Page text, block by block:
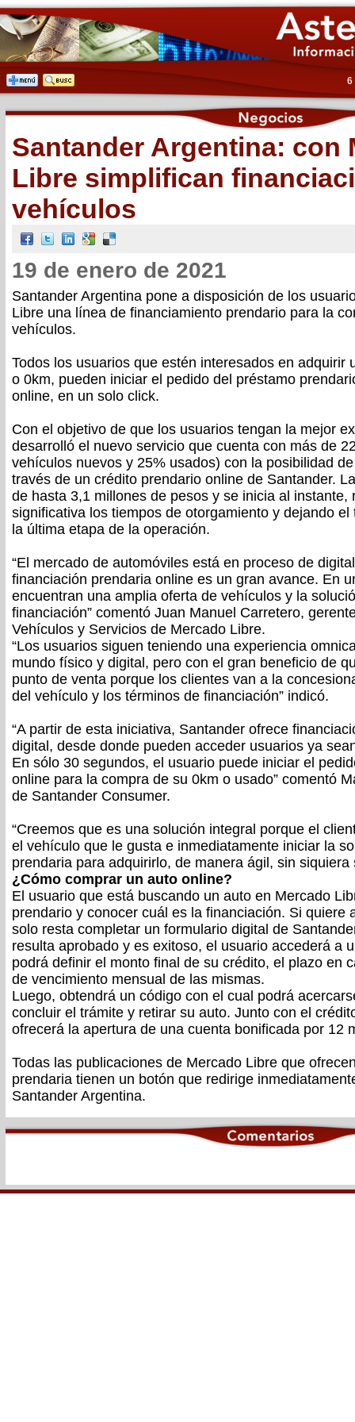
6
Santander Argentina: con
Libre simplifican
vehículos
19 de enero de 2021
Santander Argentina pone a disposición de los
Libre una línea de financiamiento prendario para la
vehículos.
Todos los usuarios que estén interesados en adquirir
o 0km, pueden iniciar el pedido del préstamo
online, en un solo click.
Con el objetivo de que los usuarios tengan la mejor
desarrolló el nuevo servicio que cuenta con más de
vehículos nuevos y 25% usados) con la posibilidad
través de un crédito prendario online de Santander.
de hasta 3,1 millones de pesos y se inicia al instante,
significativa los tiempos de otorgamiento y dejando
la última etapa de la operación.
“El mercado de automóviles está en proceso de
financiación prendaria online es un gran avance. En
encuentran una amplia oferta de vehículos y la
financiación” comentó Juan Manuel Carretero,
Vehículos y Servicios de Mercado Libre.
“Los usuarios siguen teniendo una experiencia
mundo físico y digital, pero con el gran beneficio de
punto de venta porque los clientes van a la
del vehículo y los términos de financiación” indicó.
“A partir de esta iniciativa, Santander ofrece
digital, desde donde pueden acceder usuarios ya
En sólo 30 segundos, el usuario puede iniciar el
online para la compra de su 0km o usado” comentó
de Santander Consumer.
“Creemos que es una solución integral porque el
el vehículo que le gusta e inmediatamente iniciar la
prendaria para adquirirlo, de manera ágil, sin siquiera
¿Cómo comprar un auto online?
El usuario que está buscando un auto en Mercado
prendario y conocer cuál es la financiación. Si quiere
solo resta completar un formulario digital de
resulta aprobado y es exitoso, el usuario accederá a
podrá definir el monto final de su crédito, el plazo en
de vencimiento mensual de las mismas.
Luego, obtendrá un código con el cual podrá
concluir el trámite y retirar su auto. Junto con el
ofrecerá la apertura de una cuenta bonificada por 12
Todas las publicaciones de Mercado Libre que
prendaria tienen un botón que redirige
Santander Argentina.